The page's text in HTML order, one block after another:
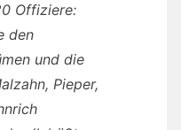
Offiziere:
den
und die
Pieper,